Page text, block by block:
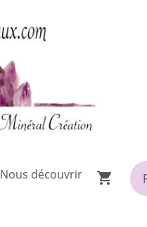
Nous découvrir